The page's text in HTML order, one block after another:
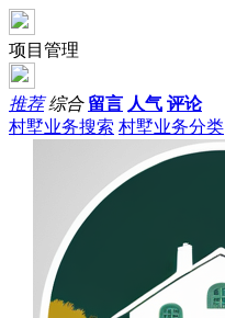
项目管理
推荐 综合 留言 人气 评论
村墅业务搜索 村墅业务分类